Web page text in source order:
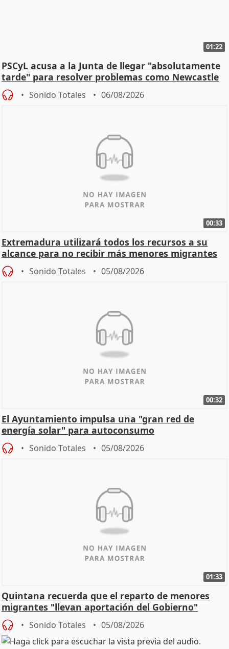
01:22
PSCyL acusa a la Junta de llegar "absolutamente
tarde" para resolver problemas como Newcastle
Sonido Totales 06/08/2026
00:33
Extremadura utilizará todos los recursos a su
alcance para no recibir más menores migrantes
Sonido Totales 05/08/2026
00:32
El Ayuntamiento impulsa una "gran red de
energía solar" para autoconsumo
Sonido Totales 05/08/2026
01:33
Quintana recuerda que el reparto de menores
migrantes "llevan aportación del Gobierno"
central
Sonido Totales 05/08/2026